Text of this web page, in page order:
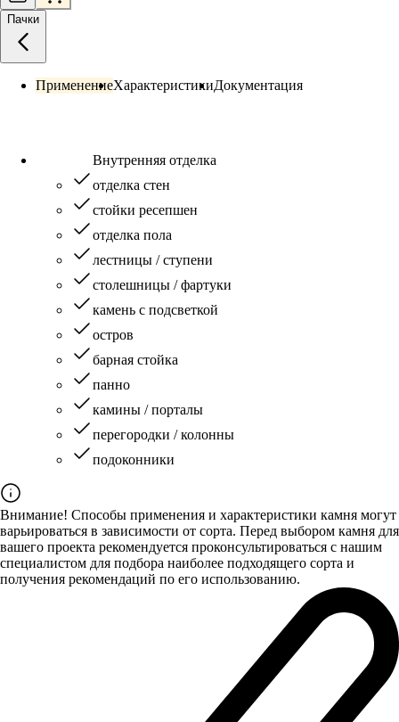
Пачки
ПрименениеХарактеристикиДокументация
Внутренняя отделка
отделка стен
стойки ресепшен
отделка пола
лестницы / ступени
столешницы / фартуки
камень с подсветкой
остров
барная стойка
панно
камины / порталы
перегородки / колонны
подоконники
Внимание! Способы применения и характеристики камня могут
варьироваться в зависимости от сорта. Перед выбором камня для
вашего проекта рекомендуется проконсультироваться с нашим
специалистом для подбора наиболее подходящего сорта и
получения рекомендаций по его использованию.